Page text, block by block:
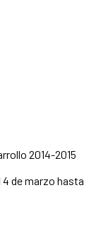
2014-2015
4 de marzo hasta